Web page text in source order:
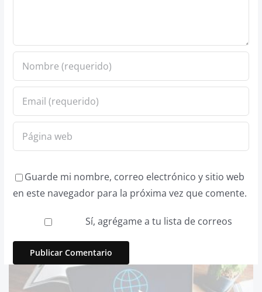
Guarde mi nombre, correo electrónico y sitio web
en este navegador para la próxima vez que comente.
Sí, agrégame a tu lista de correos